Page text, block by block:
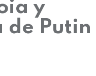
y
de Putin